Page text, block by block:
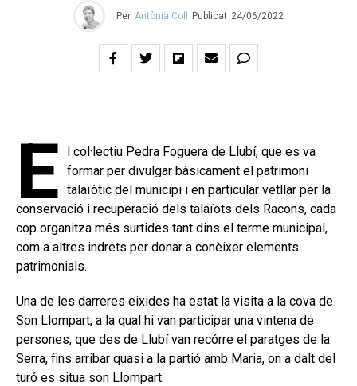
Per Antònia Coll Publicat 24/06/2022
E
l col·lectiu Pedra Foguera de Llubí, que es va
formar per divulgar bàsicament el patrimoni
talaïòtic del municipi i en particular vetllar per la
conservació i recuperació dels talaïots dels Racons, cada
cop organitza més surtides tant dins el terme municipal,
com a altres indrets per donar a conèixer elements
patrimonials.
Una de les darreres eixides ha estat la visita a la cova de
Son Llompart, a la qual hi van participar una vintena de
persones, que des de Llubí van recórre el paratges de la
Serra, fins arribar quasi a la partió amb Maria, on a dalt del
turó es situa son Llompart.